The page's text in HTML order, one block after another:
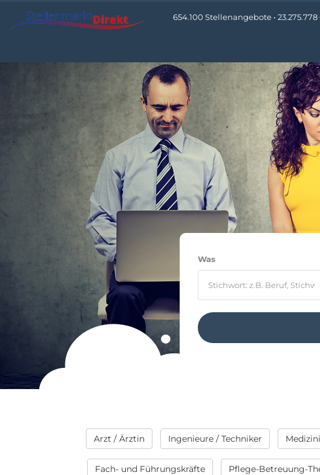
654.100 Stellenangebote • 23.275.778
Was
Arzt / Ärztin Ingenieure / Techniker
Fach- und Führungskräfte Pflege-Betreuung-